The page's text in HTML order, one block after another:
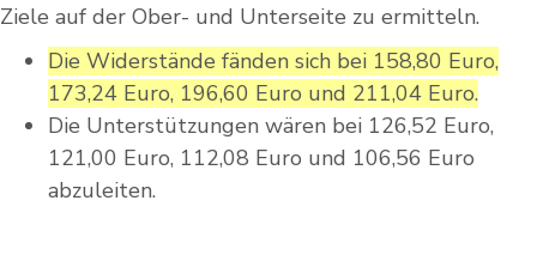
Ziele auf der Ober- und Unterseite zu ermitteln.
Die Widerstände fänden sich bei 158,80 Euro,
173,24 Euro, 196,60 Euro und 211,04 Euro.
Die Unterstützungen wären bei 126,52 Euro,
121,00 Euro, 112,08 Euro und 106,56 Euro
abzuleiten.